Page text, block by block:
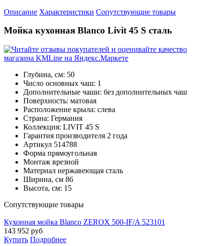
Описание Характеристики Cопутствующие товары
Мойка кухонная Blanco Livit 45 S сталь
Глубина, см: 50
Число основных чаш: 1
Дополнительные чаши: без дополнительных чаш
Поверхность: матовая
Расположение крыла: слева
Страна: Германия
Коллекция: LIVIT 45 S
Гарантия производителя 2 года
Артикул 514788
Форма прямоугольная
Монтаж врезной
Материал нержавеющая сталь
Ширина, см 86
Высота, см: 15
Cопутствующие товары
Кухонная мойка Blanco ZEROX 500-IF/A 523101
143 952 руб
Купить Подробнее